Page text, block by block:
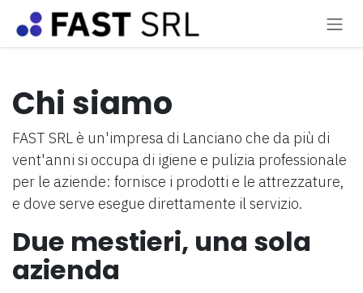
Passa al contenuto
Chi siamo
FAST SRL è un'impresa di Lanciano che da più di
vent'anni si occupa di igiene e pulizia professionale
per le aziende: fornisce i prodotti e le attrezzature,
e dove serve esegue direttamente il servizio.
Due mestieri, una sola
azienda